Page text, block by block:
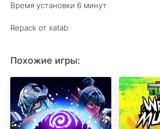
Время установки 6 минут
Repack от xatab
Похожие игры: